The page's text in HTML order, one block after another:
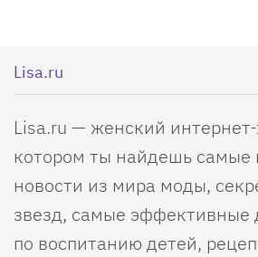
Lisa.ru
Lisa.ru — женский
котором ты найдешь самые
новости из мира моды,
звезд, самые эффективные
по воспитанию детей,